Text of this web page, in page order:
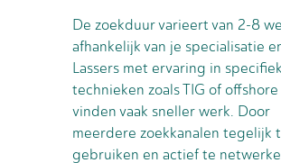
De zoekduur varieert van 2-8
afhankelijk van je specialisatie
Lassers met ervaring in
technieken zoals TIG of offshore
vinden vaak sneller werk. Door
meerdere zoekkanalen tegelijk
gebruiken en actief te